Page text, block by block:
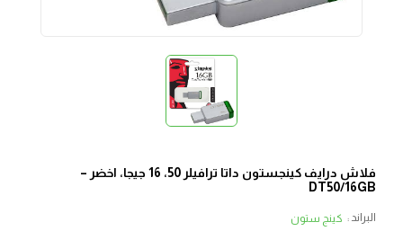
فلاش درايف كينجستون داتا ترافيلر 50، 16 جيجا، اخضر –
DT50/16GB
البراند : كينج ستون